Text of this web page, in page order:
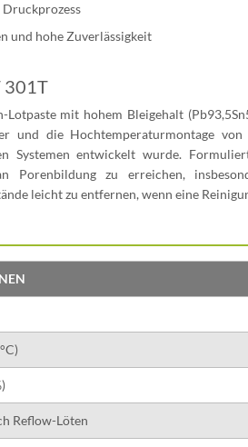
und hohe Zuverlässigkeit
301T
Lotpaste mit hohem Bleigehalt
und die Hochtemperaturmontage
Systemen entwickelt wurde.
Porenbildung zu erreichen,
leicht zu entfernen, wenn eine
Reflow-Löten